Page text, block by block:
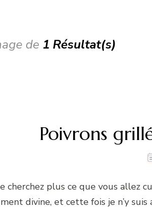
de 1 Résultat(s)
Poivrons
cherchez plus ce que vous allez
divine, et cette fois je n’y